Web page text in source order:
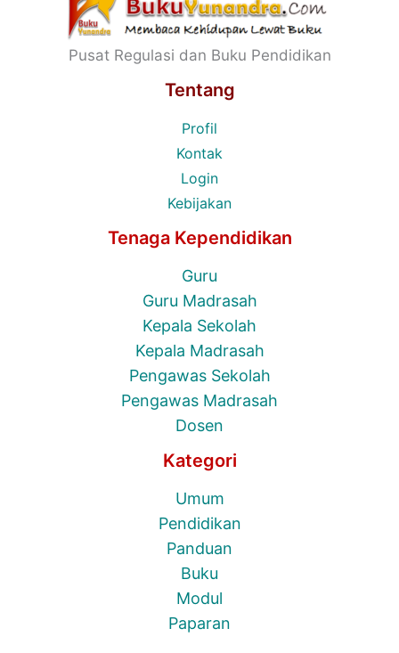
Pusat Regulasi dan Buku Pendidikan
Tentang
Profil
Kontak
Login
Kebijakan
Tenaga Kependidikan
Guru
Guru Madrasah
Kepala Sekolah
Kepala Madrasah
Pengawas Sekolah
Pengawas Madrasah
Dosen
Kategori
Umum
Pendidikan
Panduan
Buku
Modul
Paparan